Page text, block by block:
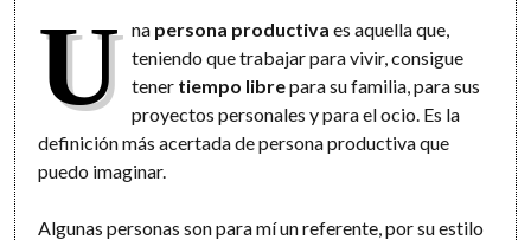
U na persona productiva es aquella que,
teniendo que trabajar para vivir, consigue
tener tiempo librepara su familia, para sus
proyectos personales y para el ocio. Es la
definición más acertada de persona productiva que
puedo imaginar.
Algunas personas son para mí un referente, por su estilo